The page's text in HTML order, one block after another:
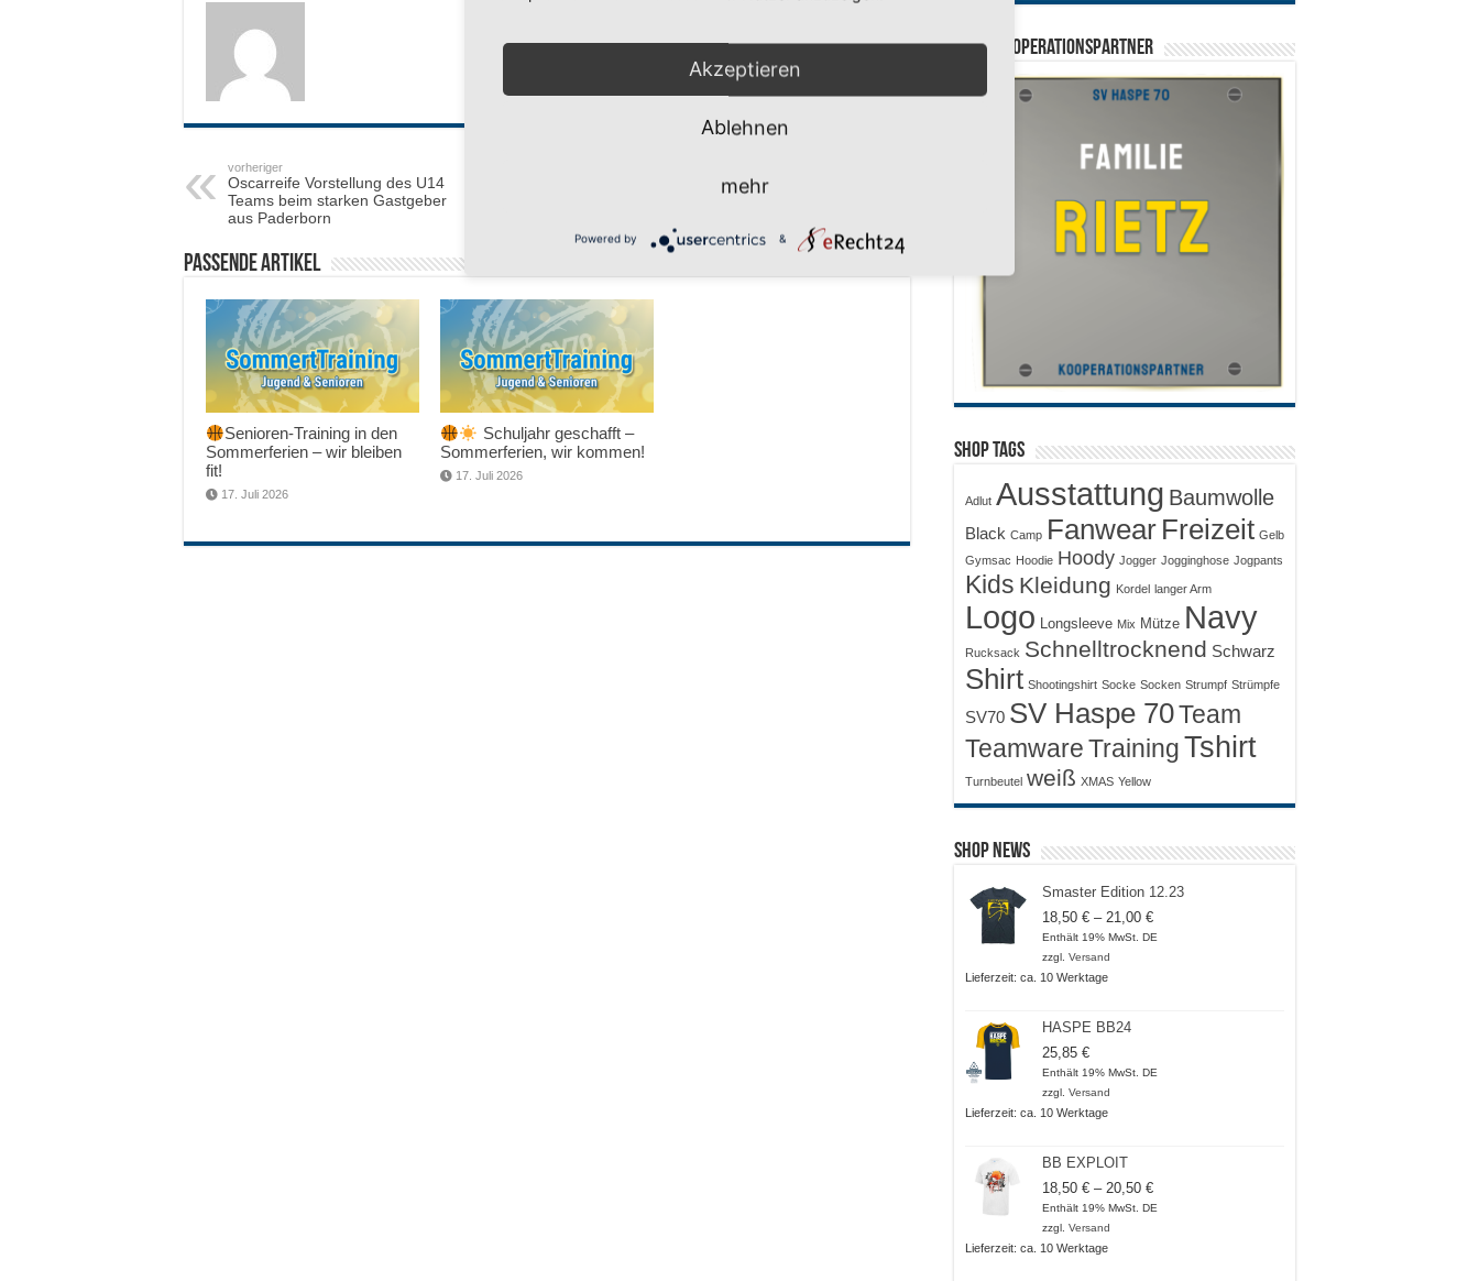
vorheriger
Oscarreife Vorstellung des U14
Teams beim starken Gastgeber
aus Paderborn
H1: Zu Gast beim starken
Passende Artikel
Senioren-Training in den
Sommerferien – wir bleiben
fit!
17. Juli 2026
Schuljahr geschafft –
Sommerferien, wir kommen!
17. Juli 2026
SV 70 Kooperationspartner
Shop Tags
Adlut Ausstattung Baumwolle
Black Camp Fanwear Freizeit Gelb
Gymsac Hoodie Hoody Jogger Jogginghose Jogpants
Kids Kleidung Kordel langer Arm
Logo Longsleeve Mix Mütze Navy
Rucksack Schnelltrocknend Schwarz
Shirt Shootingshirt Socke Socken Strumpf Strümpfe
SV70 SV Haspe 70Team
Teamware TrainingTshirt
Turnbeutel weiß XMAS Yellow
Shop News
Smaster Edition 12.23
18,50 € – 21,00 €Preisspanne:
18,50 €
Enthält 19% MwSt. DE
zzgl. Versand
Lieferzeit: ca. 10 Werktage
HASPE BB24
25,85 €
Enthält 19% MwSt. DE
zzgl. Versand
Lieferzeit: ca. 10 Werktage
BB EXPLOIT
18,50 € – 20,50 €Preisspanne:
18,50 €
Enthält 19% MwSt. DE
zzgl. Versand
Lieferzeit: ca. 10 Werktage
Akzeptieren
Ablehnen
mehr
Powered by &